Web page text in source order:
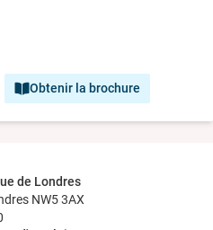
Obtenir la brochure
de Londres
NW5 3AX